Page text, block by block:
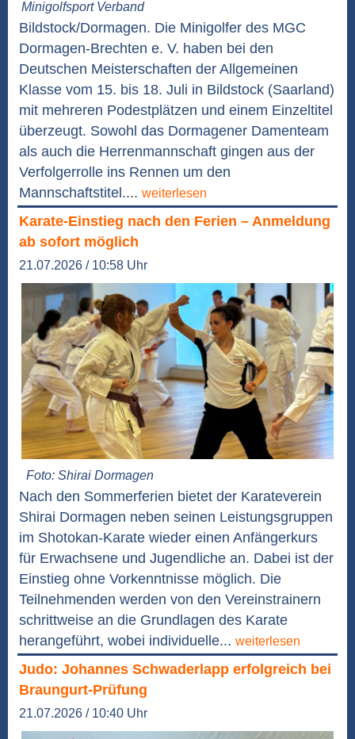
Minigolfsport Verband
Bildstock/Dormagen. Die Minigolfer des MGC
Dormagen-Brechten e. V. haben bei den
Deutschen Meisterschaften der Allgemeinen
Klasse vom 15. bis 18. Juli in Bildstock (Saarland)
mit mehreren Podestplätzen und einem Einzeltitel
überzeugt. Sowohl das Dormagener Damenteam
als auch die Herrenmannschaft gingen aus der
Verfolgerrolle ins Rennen um den
Mannschaftstitel.... weiterlesen
Karate-Einstieg nach den Ferien – Anmeldung
ab sofort möglich
21.07.2026 / 10:58 Uhr
Foto: Shirai Dormagen
Nach den Sommerferien bietet der Karateverein
Shirai Dormagen neben seinen Leistungsgruppen
im Shotokan-Karate wieder einen Anfängerkurs
für Erwachsene und Jugendliche an. Dabei ist der
Einstieg ohne Vorkenntnisse möglich. Die
Teilnehmenden werden von den Vereinstrainern
schrittweise an die Grundlagen des Karate
herangeführt, wobei individuelle... weiterlesen
Judo: Johannes Schwaderlapp erfolgreich bei
Braungurt-Prüfung
21.07.2026 / 10:40 Uhr